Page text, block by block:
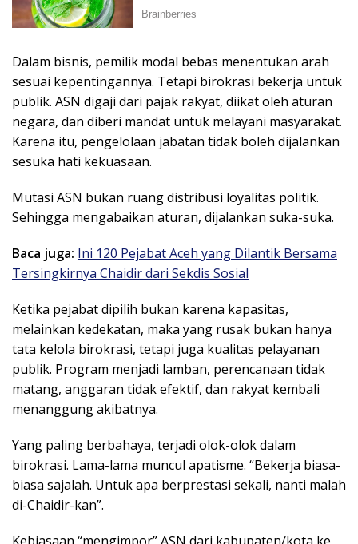
Dalam bisnis, pemilik modal bebas menentukan arah
sesuai kepentingannya. Tetapi birokrasi bekerja untuk
publik. ASN digaji dari pajak rakyat, diikat oleh aturan
negara, dan diberi mandat untuk melayani masyarakat.
Karena itu, pengelolaan jabatan tidak boleh dijalankan
sesuka hati kekuasaan.
Mutasi ASN bukan ruang distribusi loyalitas politik.
Sehingga mengabaikan aturan, dijalankan suka-suka.
Baca juga: Ini 120 Pejabat Aceh yang Dilantik Bersama
Tersingkirnya Chaidir dari Sekdis Sosial
Ketika pejabat dipilih bukan karena kapasitas,
melainkan kedekatan, maka yang rusak bukan hanya
tata kelola birokrasi, tetapi juga kualitas pelayanan
publik. Program menjadi lamban, perencanaan tidak
matang, anggaran tidak efektif, dan rakyat kembali
menanggung akibatnya.
Yang paling berbahaya, terjadi olok-olok dalam
birokrasi. Lama-lama muncul apatisme. “Bekerja biasa-
biasa sajalah. Untuk apa berprestasi sekali, nanti malah
di-Chaidir-kan”.